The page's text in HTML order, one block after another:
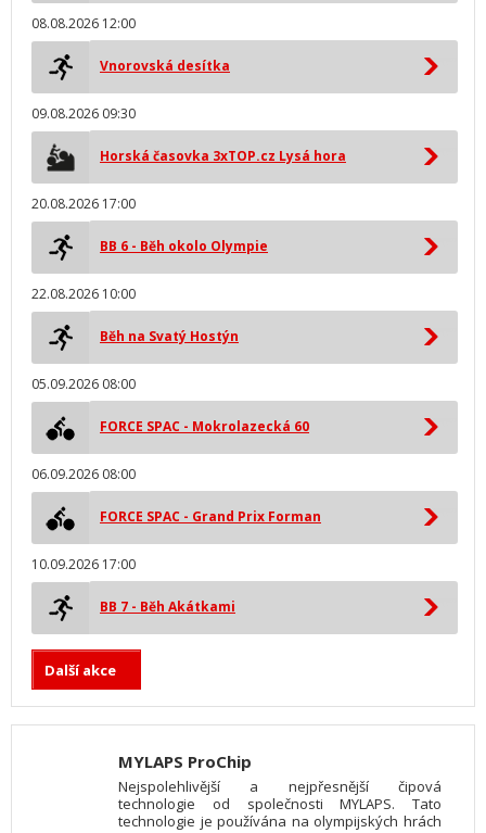
08.08.2026 12:00
Vnorovská desítka
09.08.2026 09:30
Horská časovka 3xTOP.cz Lysá hora
20.08.2026 17:00
BB 6 - Běh okolo Olympie
22.08.2026 10:00
Běh na Svatý Hostýn
05.09.2026 08:00
FORCE SPAC - Mokrolazecká 60
06.09.2026 08:00
FORCE SPAC - Grand Prix Forman
10.09.2026 17:00
BB 7 - Běh Akátkami
Další akce
MYLAPS ProChip
Nejspolehlivější a nejpřesnější čipová
technologie od společnosti MYLAPS. Tato
technologie je používána na olympijských hrách